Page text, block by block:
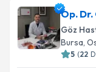
Op.
Göz
Bursa,
5 (22